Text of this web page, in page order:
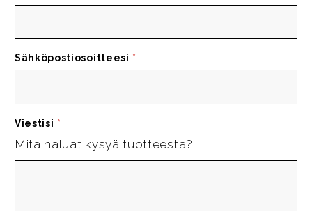
Sähköpostiosoitteesi *
Viestisi *
Mitä haluat kysyä tuotteesta?